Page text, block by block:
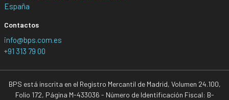
España
Contactos
info@bps.com.es
+91 313 79 00
BPS está inscrita en el Registro Mercantil de Madrid, Volumen 24.100,
Folio 172, Página M-433036 - Número de Identificación Fiscal: B-